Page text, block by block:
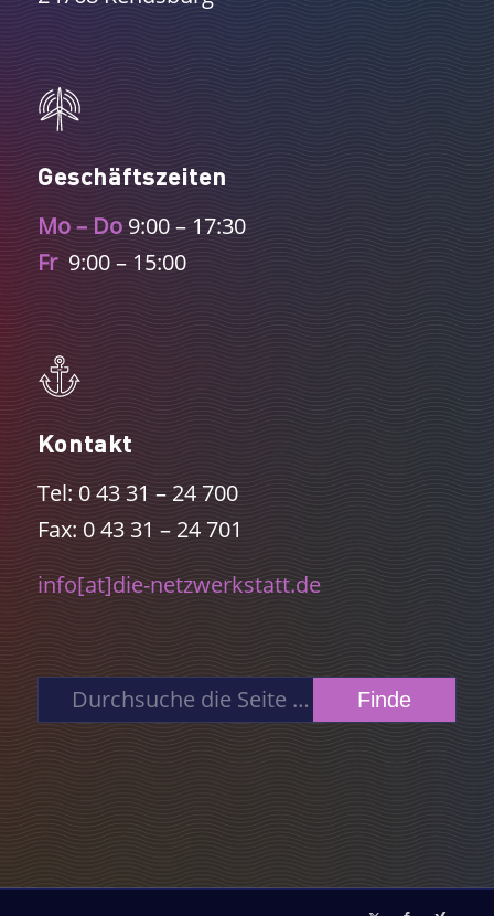
Geschäftszeiten
Mo – Do9:00 – 17:30
Fr9:00 – 15:00
Kontakt
Tel: 0 43 31 – 24 700
Fax: 0 43 31 – 24 701
info[at]die-netzwerkstatt.de